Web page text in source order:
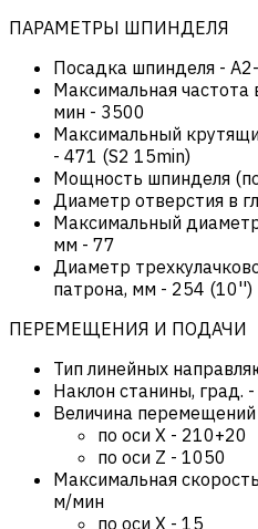
ПАРАМЕТРЫ ШПИНДЕЛЯ
Посадка шпинделя -
Максимальная
мин - 3500
Максимальный
- 471 (S2 15min)
Мощность шпинделя
Диаметр отверстия в
Максимальный
мм - 77
Диаметр
патрона, мм - 254 (10'')
ПЕРЕМЕЩЕНИЯ И ПОДАЧИ
Тип линейных
Наклон станины, град. -
Величина
по оси Х - 210+20
по оси Z - 1050
Максимальная
м/мин
по оси Х - 15